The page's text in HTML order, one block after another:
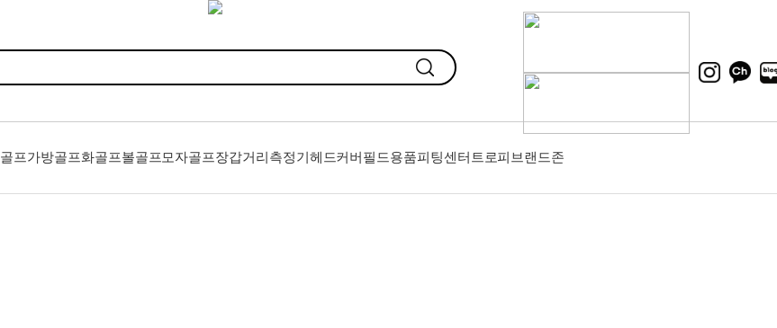
골프가방골프화골프볼골프모자골프장갑거리측정기 헤드커버 필드용품피팅센터 트로피 브랜드존